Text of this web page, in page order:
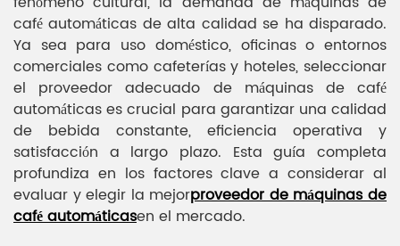
café automáticas de alta calidad se ha disparado.
Ya sea para uso doméstico, oficinas o entornos
comerciales como cafeterías y hoteles, seleccionar
el proveedor adecuado de máquinas de café
automáticas es crucial para garantizar una calidad
de bebida constante, eficiencia operativa y
satisfacción a largo plazo. Esta guía completa
profundiza en los factores clave a considerar al
evaluar y elegir la mejorproveedor de máquinas de
café automáticasen el mercado.